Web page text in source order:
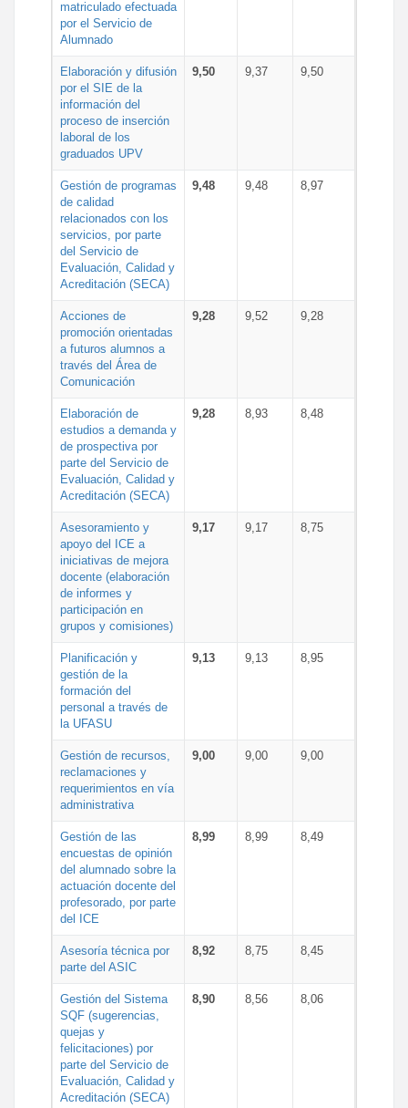
matriculado efectuada
por el Servicio de
Alumnado
Elaboración y difusión
por el SIE de la
información del
proceso de inserción
laboral de los
graduados UPV
9,50 9,37 9,50
Gestión de programas
de calidad
relacionados con los
servicios, por parte
del Servicio de
Evaluación, Calidad y
Acreditación (SECA)
9,48 9,48 8,97
Acciones de
promoción orientadas
a futuros alumnos a
través del Área de
Comunicación
9,28 9,52 9,28
Elaboración de
estudios a demanda y
de prospectiva por
parte del Servicio de
Evaluación, Calidad y
Acreditación (SECA)
9,28 8,93 8,48
Asesoramiento y
apoyo del ICE a
iniciativas de mejora
docente (elaboración
de informes y
participación en
grupos y comisiones)
9,17 9,17 8,75
Planificación y
gestión de la
formación del
personal a través de
la UFASU
9,13 9,13 8,95
Gestión de recursos,
reclamaciones y
requerimientos en vía
administrativa
9,00 9,00 9,00
Gestión de las
encuestas de opinión
del alumnado sobre la
actuación docente del
profesorado, por parte
del ICE
8,99 8,99 8,49
Asesoría técnica por
parte del ASIC
8,92 8,75 8,45
Gestión del Sistema
SQF (sugerencias,
quejas y
felicitaciones) por
parte del Servicio de
Evaluación, Calidad y
Acreditación (SECA)
8,90 8,56 8,06